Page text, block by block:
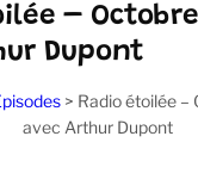
–
Dupont
> Radio étoilée –
avec Arthur Dupont